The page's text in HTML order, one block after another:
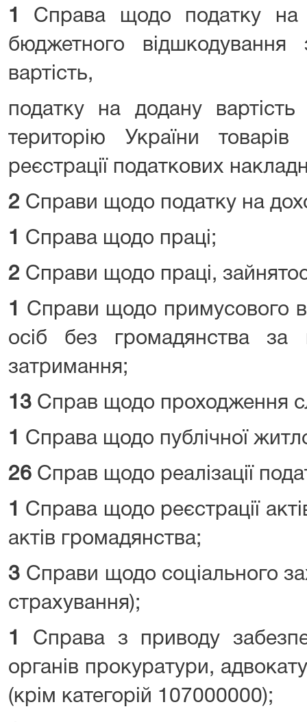
1
Справа щодо податку на
бюджетного
вартість,
податку на додану
територію України товарів
реєстрації податкових
2 Справи щодо податку на
1
Справа щодо праці;
2 Справи щодо праці,
1
Справи щодо примусового
осіб без громадянства за
затримання;
13 Справ щодо проходження
1
Справа щодо публічної
26 Справ щодо реалізації
1
Справа щодо реєстрації
актів громадянства;
3 Справи щодо соціального
страхування);
1
Справа з приводу
органів прокуратури,
(крім категорій 107000000);